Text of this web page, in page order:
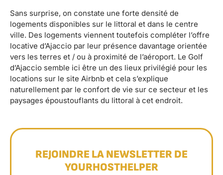
Sans surprise, on constate une forte densité de
logements disponibles sur le littoral et dans le centre
ville. Des logements viennent toutefois compléter l’offre
locative d’Ajaccio par leur présence davantage orientée
vers les terres et / ou à proximité de l’aéroport. Le Golf
d’Ajaccio semble ici être un des lieux privilégié pour les
locations sur le site Airbnb et cela s’explique
naturellement par le confort de vie sur ce secteur et les
paysages époustouflants du littoral à cet endroit.
REJOINDRE LA NEWSLETTER DE
YOURHOSTHELPER